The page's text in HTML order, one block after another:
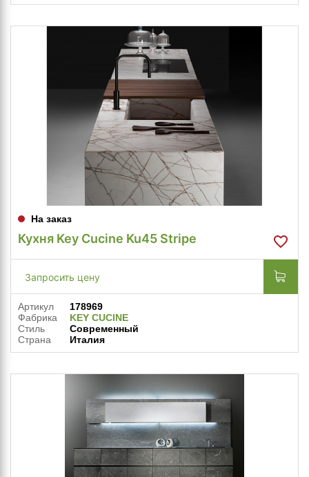
На заказ
Кухня Key Cucine Ku45 Stripe
Запросить цену
Артикул
178969
Фабрика
KEY CUCINE
Стиль
Современный
Страна
Италия